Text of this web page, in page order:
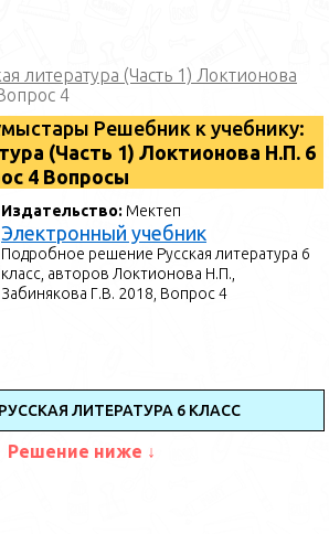
литература (Часть 1) Локтионова
4
Решебник к учебнику:
(Часть 1) Локтионова Н.П. 6
4 Вопросы
Издательство: Мектеп
Электронный учебник
Подробное решение Русская литература 6
класс, авторов Локтионова Н.П.,
Забинякова Г.В. 2018, Вопрос 4
ЛИТЕРАТУРА 6 КЛАСС
Решение ниже ↓